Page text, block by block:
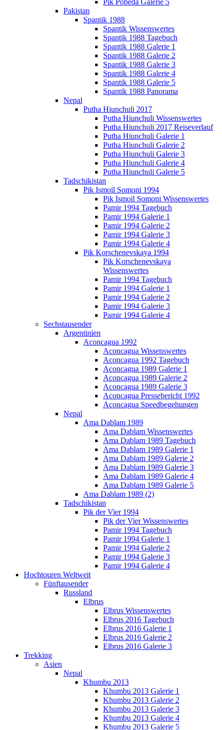
Pik Pobeda Galerie 5
Pakistan
Spantik 1988
Spantik Wissenswertes
Spantik 1988 Tagebuch
Spantik 1988 Galerie 1
Spantik 1988 Galerie 2
Spantik 1988 Galerie 3
Spantik 1988 Galerie 4
Spantik 1988 Galerie 5
Spantik 1988 Panorama
Nepal
Putha Hiunchuli 2017
Putha Hiunchuli Wissenswertes
Putha Hiunchuli 2017 Reiseverlauf
Putha Hiunchuli Galerie 1
Putha Hiunchuli Galerie 2
Putha Hiunchuli Galerie 3
Putha Hiunchuli Galerie 4
Putha Hiunchuli Galerie 5
Tadschikistan
Pik Ismoil Somoni 1994
Pik Ismoil Somoni Wissenswertes
Pamir 1994 Tagebuch
Pamir 1994 Galerie 1
Pamir 1994 Galerie 2
Pamir 1994 Galerie 3
Pamir 1994 Galerie 4
Pik Korschenevskaya 1994
Pik Korschenevskaya
Wissenswertes
Pamir 1994 Tagebuch
Pamir 1994 Galerie 1
Pamir 1994 Galerie 2
Pamir 1994 Galerie 3
Pamir 1994 Galerie 4
Sechstausender
Argentinien
Aconcagua 1992
Aconcagua Wissenswertes
Aconcagua 1992 Tagebuch
Aconcagua 1989 Galerie 1
Aconcagua 1989 Galerie 2
Aconcagua 1989 Galerie 3
Aconcagua Pressebericht 1992
Aconcagua Speedbegehungen
Nepal
Ama Dablam 1989
Ama Dablam Wissenswertes
Ama Dablam 1989 Tagebuch
Ama Dablam 1989 Galerie 1
Ama Dablam 1989 Galerie 2
Ama Dablam 1989 Galerie 3
Ama Dablam 1989 Galerie 4
Ama Dablam 1989 Galerie 5
Ama Dablam 1989 (2)
Tadschikistan
Pik der Vier 1994
Pik der Vier Wissenswertes
Pamir 1994 Tagebuch
Pamir 1994 Galerie 1
Pamir 1994 Galerie 2
Pamir 1994 Galerie 3
Pamir 1994 Galerie 4
Hochtouren Weltweit
Fünftausender
Russland
Elbrus
Elbrus Wissenswertes
Elbrus 2016 Tagebuch
Elbrus 2016 Galerie 1
Elbrus 2016 Galerie 2
Elbrus 2016 Galerie 3
Trekking
Asien
Nepal
Khumbu 2013
Khumbu 2013 Galerie 1
Khumbu 2013 Galerie 2
Khumbu 2013 Galerie 3
Khumbu 2013 Galerie 4
Khumbu 2013 Galerie 5